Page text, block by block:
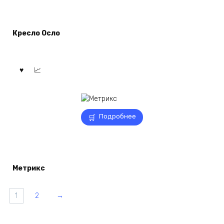
Кресло Осло
Подробнее
Метрикс
1 2 →